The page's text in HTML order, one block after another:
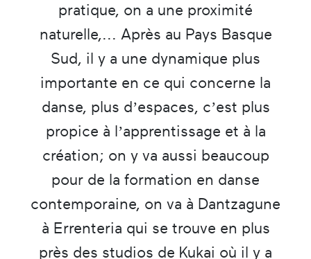
pratique, on a une proximité
naturelle,... Après au Pays Basque
Sud, il y a une dynamique plus
importante en ce qui concerne la
danse, plus d’espaces, c’est plus
propice à l’apprentissage et à la
création; on y va aussi beaucoup
pour de la formation en danse
contemporaine, on va à Dantzagune
à Errenteria qui se trouve en plus
près des studios de Kukai où il y a